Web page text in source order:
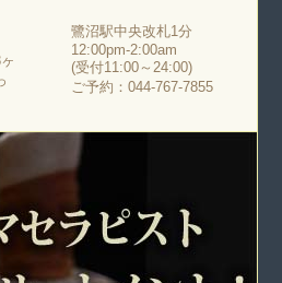
鷺沼駅中央改札1分
12:00pm-2:00am
(受付11:00～24:00)
ご予約：044-767-7855